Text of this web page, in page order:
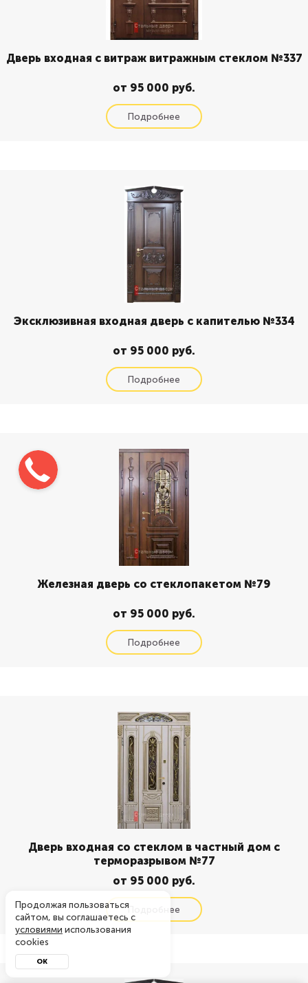
Дверь входная с витраж витражным стеклом №337
от 95 000 руб.
Эксклюзивная входная дверь с капителью №334
от 95 000 руб.
Железная дверь со стеклопакетом №79
от 95 000 руб.
Дверь входная со стеклом в частный дом с
терморазрывом №77
от 95 000 руб.
Продолжая пользоваться
сайтом, вы соглашаетесь с
условиями использования
cookies
ОК